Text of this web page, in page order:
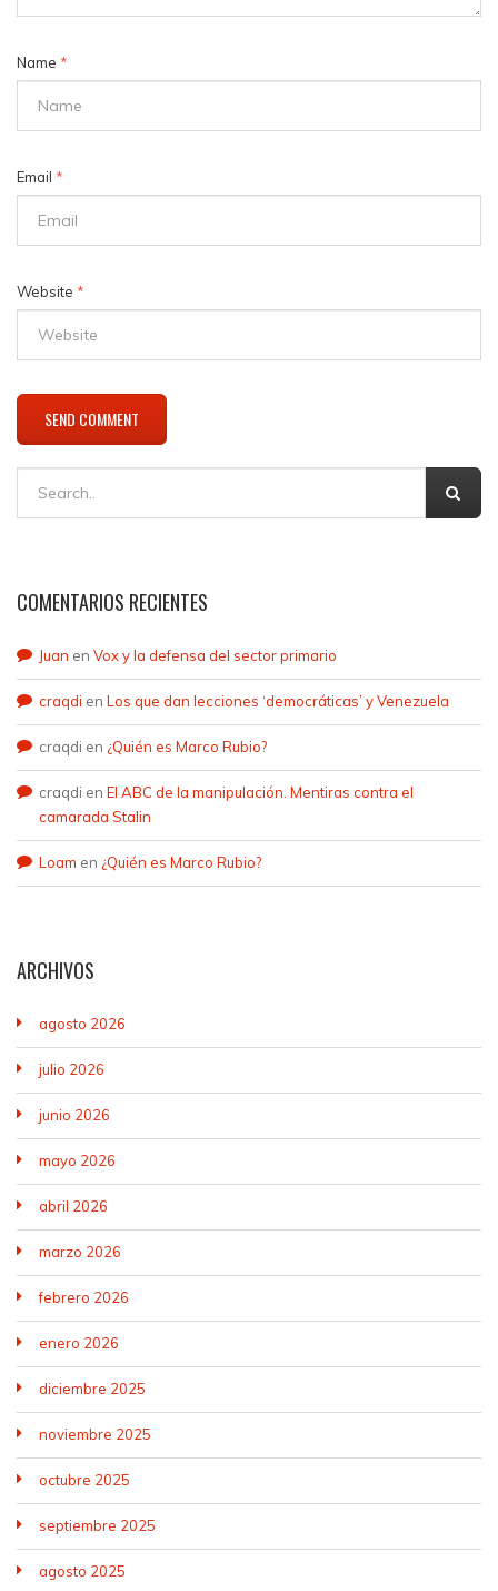
Name *
Email *
Website *
COMENTARIOS RECIENTES
Juan en Vox y la defensa del sector primario
craqdi en Los que dan lecciones ‘democráticas’ y Venezuela
craqdi en ¿Quién es Marco Rubio?
craqdi en El ABC de la manipulación. Mentiras contra el
camarada Stalin
Loam en ¿Quién es Marco Rubio?
ARCHIVOS
agosto 2026
julio 2026
junio 2026
mayo 2026
abril 2026
marzo 2026
febrero 2026
enero 2026
diciembre 2025
noviembre 2025
octubre 2025
septiembre 2025
agosto 2025